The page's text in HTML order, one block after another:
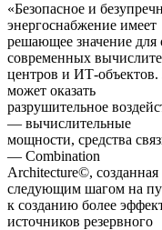
«Безопасное и
энергоснабжение имеет
решающее значение для
современных
центров и ИТ-
может оказать
разрушительное
— вычислительные
мощности, средства
— Combination
Architecture©,
следующим шагом на
к созданию более
источников резервного